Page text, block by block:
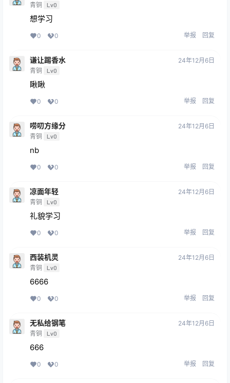
青铜 Lv0
想学习
0 0 举报 回复
谦让踢香水
青铜 Lv0
24年12月6日
瞅瞅
0 0 举报 回复
唠叨方缘分
青铜 Lv0
24年12月6日
nb
0 0 举报 回复
凉面年轻
青铜 Lv0
24年12月6日
礼貌学习
0 0 举报 回复
西装机灵
青铜 Lv0
24年12月6日
6666
0 0 举报 回复
无私给钢笔
青铜 Lv0
24年12月6日
666
0 0 举报 回复